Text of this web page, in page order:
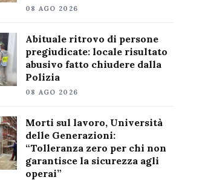
08 AGO 2026
Abituale ritrovo di persone
pregiudicate: locale risultato
abusivo fatto chiudere dalla
Polizia
08 AGO 2026
Morti sul lavoro, Università
delle Generazioni:
“Tolleranza zero per chi non
garantisce la sicurezza agli
operai”